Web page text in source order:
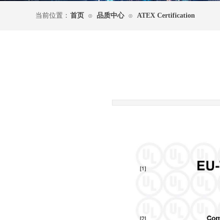
当前位置： 首页 ⊙ 品质中心 ⊙ ATEX Certification